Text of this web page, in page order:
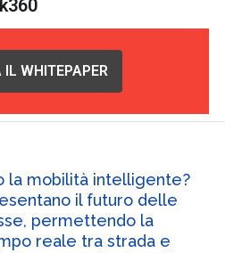
IL WHITEPAPER
la mobilità intelligente?
il futuro delle
permettendo la
reale tra strada e